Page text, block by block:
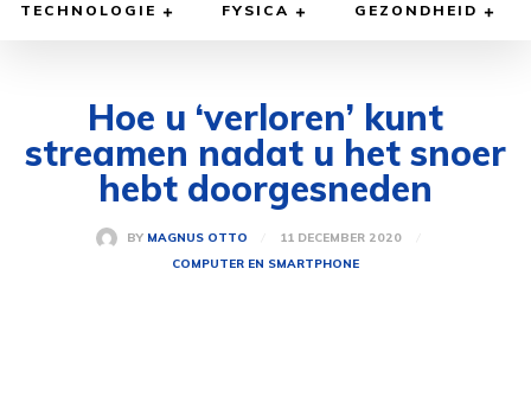
TECHNOLOGIE FYSICA GEZONDHEID
Hoe u ‘verloren’ kunt
streamen nadat u het snoer
hebt doorgesneden
BY MAGNUS OTTO
11 DECEMBER 2020
COMPUTER EN SMARTPHONE